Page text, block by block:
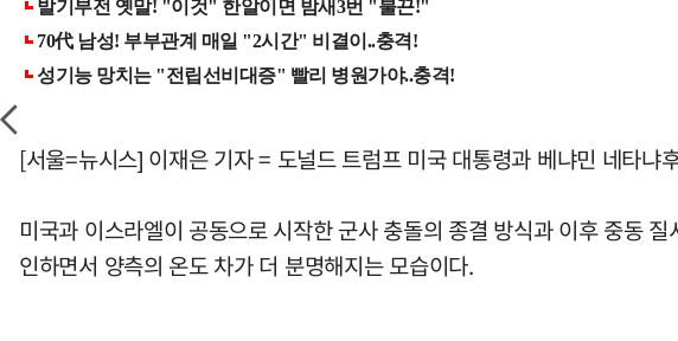
[서울=뉴시스] 이재은 기자 = 도널드 트럼프 미국 대통령과 베냐민 네타
미국과 이스라엘이 공동으로 시작한 군사 충돌의 종결 방식과 이후 중동
인하면서 양측의 온도 차가 더 분명해지는 모습이다.